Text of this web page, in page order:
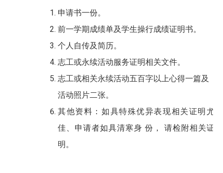
申请书一份。
前一学期成绩单及学生操行成绩证明书。
个人自传及简历。
志工或永续活动服务证明相关文件。
志工或相关永续活动五百字以上心得一篇及
活动照片二张。
其他资料：如具特殊优异表现相关证明尤
佳、申请者如具清寒身 份， 请检附相关证
明。